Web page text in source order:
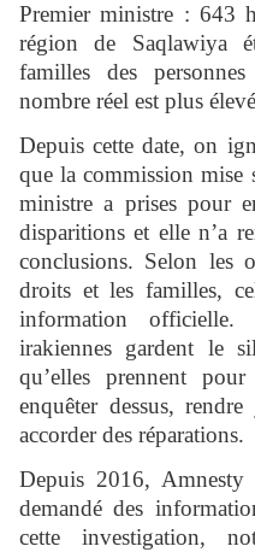
Premier ministre : 643
région de Saqlawiya
familles des
nombre réel est plus
Depuis cette date, on
que la commission mise
ministre a prises pour
disparitions et elle n’a
conclusions. Selon les
droits et les familles,
information
irakiennes gardent le
qu’elles prennent
enquêter dessus,
accorder des réparations.
Depuis 2016, Amnesty
demandé des
cette investigation,